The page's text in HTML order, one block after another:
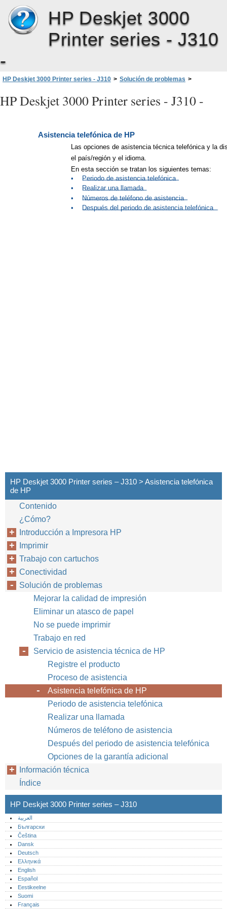
HP Deskjet 3000
Printer series - J310
-
HP Deskjet 3000 Printer series - J310 > Solución de problemas >
HP Deskjet 3000 Printer series - J310 -
Asistencia telefónica de HP
Las opciones de asistencia técnica telefónica y la
el país/región y el idioma.
En esta sección se tratan los siguientes temas:
•
Periodo de asistencia telefónica
•
Realizar una llamada
•
Números de teléfono de asistencia
•
Después del periodo de asistencia telefónica
HP Deskjet 3000 Printer series – J310 > Asistencia telefónica
de HP
Contenido
¿Cómo?
Introducción a Impresora HP
Imprimir
Trabajo con cartuchos
Conectividad
Solución de problemas
Mejorar la calidad de impresión
Eliminar un atasco de papel
No se puede imprimir
Trabajo en red
Servicio de asistencia técnica de HP
Registre el producto
Proceso de asistencia
Asistencia telefónica de HP
Periodo de asistencia telefónica
Realizar una llamada
Números de teléfono de asistencia
Después del periodo de asistencia telefónica
Opciones de la garantía adicional
Información técnica
Índice
HP Deskjet 3000 Printer series – J310
العربية
Български
Čeština
Dansk
Deutsch
Ελληνικά
English
Español
Eestikeelne
Suomi
Français